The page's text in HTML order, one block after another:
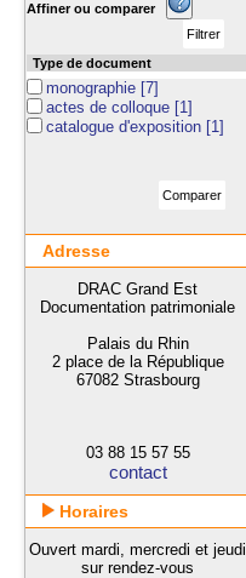
Affiner ou comparer
Type de document
monographie [7]
actes de colloque [1]
catalogue d'exposition [1]
Adresse
DRAC Grand Est
Documentation patrimoniale
Palais du Rhin
2 place de la République
67082 Strasbourg
03 88 15 57 55
contact
Horaires
Ouvert mardi, mercredi et jeudi
sur rendez-vous